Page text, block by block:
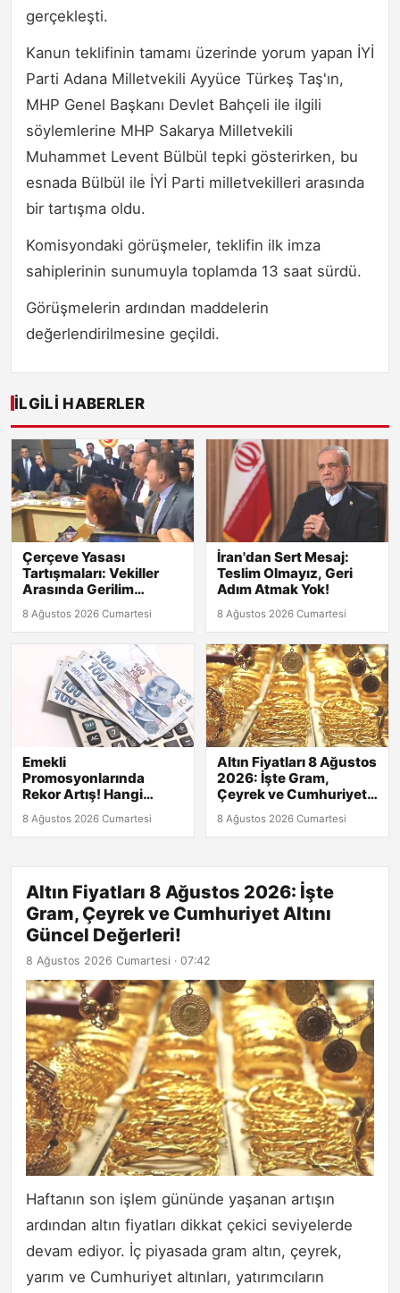
gerçekleşti.
Kanun teklifinin tamamı üzerinde yorum yapan İYİ
Parti Adana Milletvekili Ayyüce Türkeş Taş'ın,
MHP Genel Başkanı Devlet Bahçeli ile ilgili
söylemlerine MHP Sakarya Milletvekili
Muhammet Levent Bülbül tepki gösterirken, bu
esnada Bülbül ile İYİ Parti milletvekilleri arasında
bir tartışma oldu.
Komisyondaki görüşmeler, teklifin ilk imza
sahiplerinin sunumuyla toplamda 13 saat sürdü.
Görüşmelerin ardından maddelerin
değerlendirilmesine geçildi.
İLGILI HABERLER
Çerçeve Yasası
Tartışmaları: Vekiller
Arasında Gerilim
Tırmanıyor!
8 Ağustos 2026 Cumartesi
İran'dan Sert Mesaj:
Teslim Olmayız, Geri
Adım Atmak Yok!
8 Ağustos 2026 Cumartesi
Emekli
Promosyonlarında
Rekor Artış! Hangi
Banka Fark Yaratıyor?
8 Ağustos 2026 Cumartesi
Altın Fiyatları 8 Ağustos
2026: İşte Gram,
Çeyrek ve Cumhuriyet
Altını Güncel Değerleri!
8 Ağustos 2026 Cumartesi
Altın Fiyatları 8 Ağustos 2026: İşte
Gram, Çeyrek ve Cumhuriyet Altını
Güncel Değerleri!
8 Ağustos 2026 Cumartesi · 07:42
Haftanın son işlem gününde yaşanan artışın
ardından altın fiyatları dikkat çekici seviyelerde
devam ediyor. İç piyasada gram altın, çeyrek,
yarım ve Cumhuriyet altınları, yatırımcıların